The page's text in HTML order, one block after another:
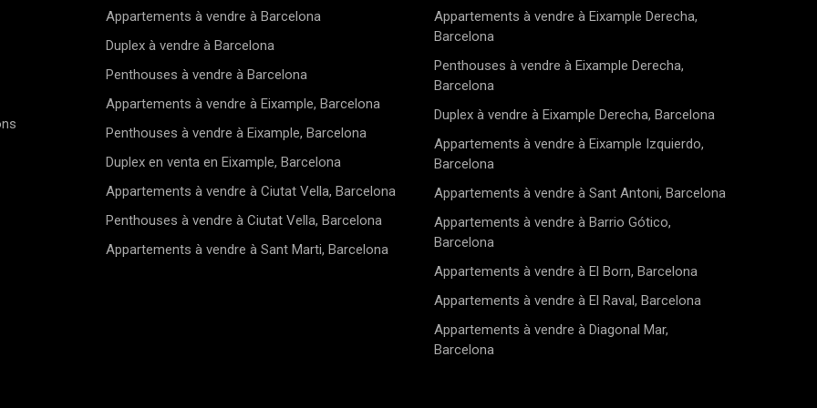
complète cette propriété, offrant une grande praticité au
quotidien.Avec son architecture contemporaine, son emplacement
invitation à profiter pleinement de la douceur de vivre mallorquine.
Appartements à vendre à Barcelona
Duplex à vendre à Barcelona
Penthouses à vendre à Barcelona
Appartements à vendre à Eixample, Barcelona
Penthouses à vendre à Eixample, Barcelona
Duplex en venta en Eixample, Barcelona
Appartements à vendre à Ciutat Vella, Barcelona
Penthouses à vendre à Ciutat Vella, Barcelona
Appartements à vendre à Sant Marti, Barcelona
Appartements à vendre à Eixample Derecha,
Barcelona
Penthouses à vendre à Eixample Derecha,
Barcelona
Duplex à vendre à Eixample Derecha, Barcelona
Appartements à vendre à Eixample Izquierdo,
Barcelona
Appartements à vendre à Sant Antoni, Barcelona
Appartements à vendre à Barrio Gótico,
Barcelona
Appartements à vendre à El Born, Barcelona
Appartements à vendre à El Raval, Barcelona
Appartements à vendre à Diagonal Mar,
Barcelona